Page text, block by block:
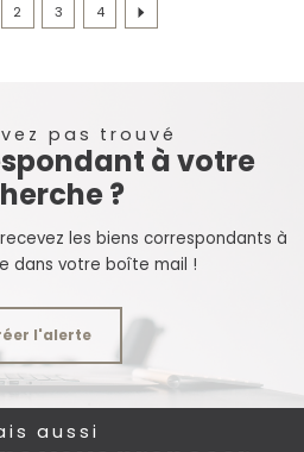
2 3 4
pas trouvé
à votre
?
les biens correspondants à
dans votre boîte mail !
l'alerte
aussi